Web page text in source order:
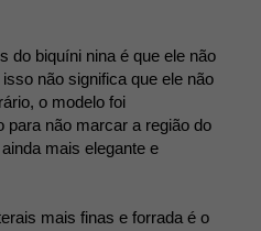
do biquíni nina é que ele não
não significa que ele não
o modelo foi
para não marcar a região do
mais elegante e
mais finas e forrada é o